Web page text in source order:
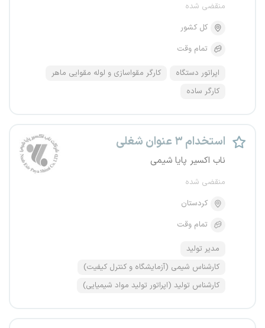
منقضی شده
کل کشور
تمام وقت
اپراتور دستگاه
کارگر مقواسازی و لوله مقوایی ماهر
کارگر ساده
استخدام ۳ عنوان شغلی
ناب اکسیر پایا شیمی
منقضی شده
کردستان
تمام وقت
مدیر تولید
کارشناس شیمی (آزمایشگاه و کنترل کیفیت)
کارشناس تولید (اپراتور تولید مواد شیمیایی)